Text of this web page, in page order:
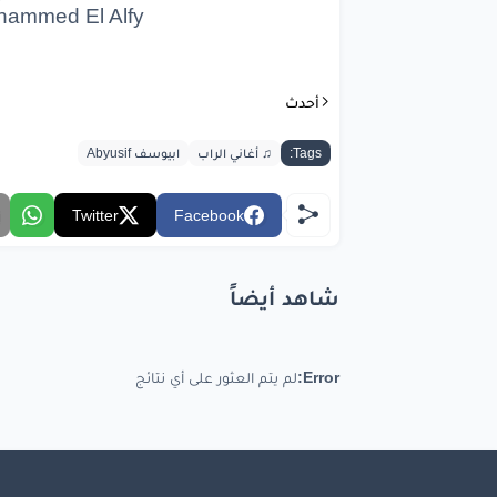
El Alfy
أحدث
Tags: ♫ أغاني الراب ابيوسف Abyusif
Facebook
Twitter
شاهد أيضاً
Error: لم يتم العثور على أي نتائج